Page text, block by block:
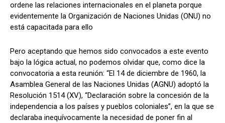
ordene las relaciones internacionales en el planeta porque
evidentemente la Organización de Naciones Unidas (ONU) no
está capacitada para ello
Pero aceptando que hemos sido convocados a este evento
bajo la lógica actual, no podemos olvidar que, como dice la
convocatoria a esta reunión: “El 14 de diciembre de 1960, la
Asamblea General de las Naciones Unidas (AGNU) adoptó la
Resolución 1514 (XV), “Declaración sobre la concesión de la
independencia a los países y pueblos coloniales”, en la que se
declaraba inequívocamente la necesidad de poner fin al